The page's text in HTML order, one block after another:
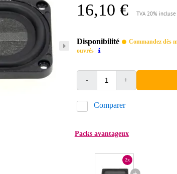
16,10 € TVA 20% incluse
Disponibilité
Commandez dès
ouvrés
- +
Comparer
Packs avantageux
2x